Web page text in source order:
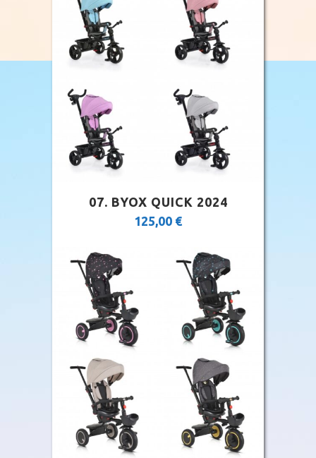
07. BYOX QUICK 2024
125,00 €